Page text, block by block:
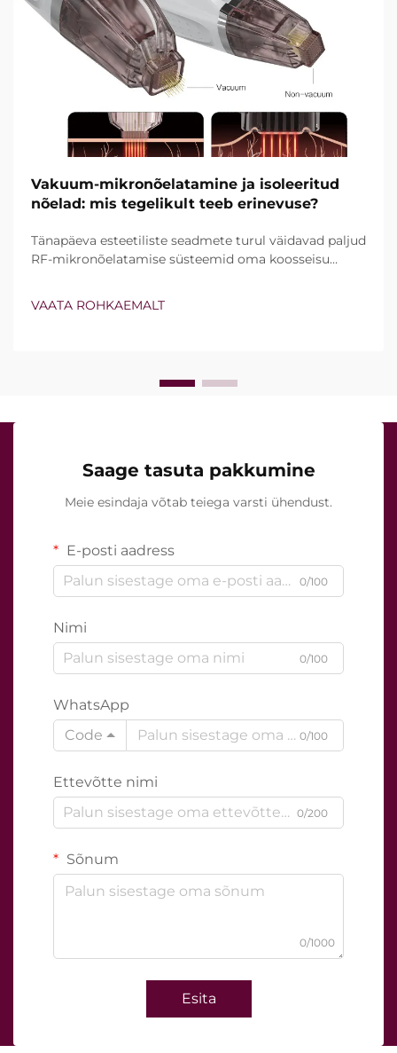
Vakuum-mikronõelatamine ja isoleeritud
nõelad: mis tegelikult teeb erinevuse?
Tänapäeva esteetiliste seadmete turul väidavad paljud
RF-mikronõelatamise süsteemid oma koosseisu
funktsioonid olemas on, vaid kuidas nad kliinilise ravi
VAATA ROHKAEMALT
Saage tasuta pakkumine
Meie esindaja võtab teiega varsti ühendust.
E-posti aadress
0/100
Nimi
0/100
WhatsApp
Code
0/100
Ettevõtte nimi
0/200
Sõnum
0/1000
Esita